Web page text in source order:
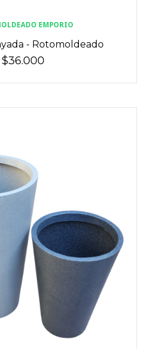
EMPORIO
- Rotomoldeado
$36.000